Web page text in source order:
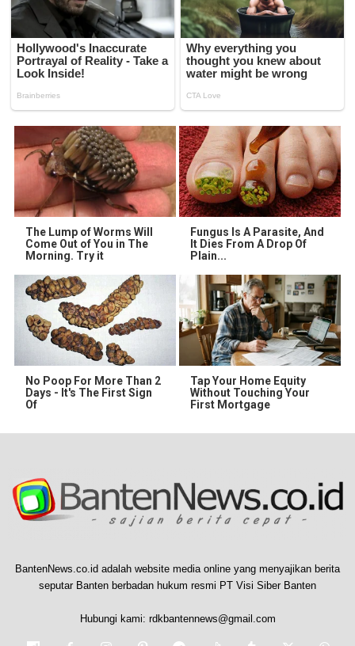
The Lump of Worms Will
Come Out of You in The
Morning. Try it
Fungus Is A Parasite, And
It Dies From A Drop Of
Plain...
No Poop For More Than 2
Days - It's The First Sign
Of
Tap Your Home Equity
Without Touching Your
First Mortgage
BantenNews.co.id adalah website media online yang menyajikan berita
seputar Banten berbadan hukum resmi PT Visi Siber Banten
Hubungi kami: rdkbantennews@gmail.com